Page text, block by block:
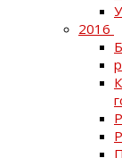
2016